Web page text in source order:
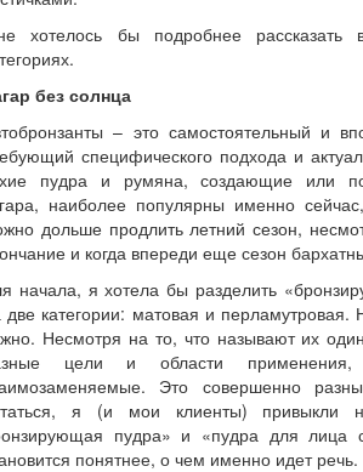
хотелось бы подробнее рассказать
без солнца
– это самостоятельный и
специфического подхода и
пудра и румяна, создающие или
наиболее популярны именно
дольше продлить летний сезон,
и когда впереди еще сезон
начала, я хотела бы разделить
две категории: матовая и перламутровая.
Несмотря на то, что называют их
цели и области
Это совершенно
я (и мои клиенты) привыкли
пудра» и «пудра для лица
понятнее, о чем именно идет речь.